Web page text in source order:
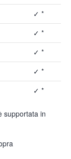
✓ *
✓ *
✓ *
✓ *
✓ *
supportata in